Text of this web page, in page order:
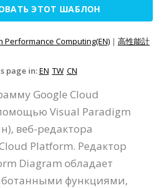
ЭТОТ ШАБЛОН
Performance Computing(EN) | 高性能計
page in:EN TW CN
Google Cloud
Visual Paradigm
веб-редактора
Platform. Редактор
Diagram обладает
функциями,